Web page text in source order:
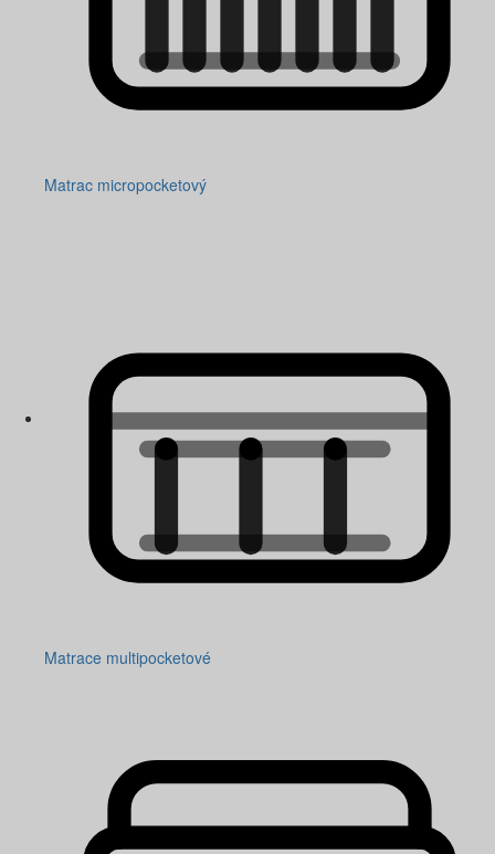
Matrac micropocketový
Matrace multipocketové